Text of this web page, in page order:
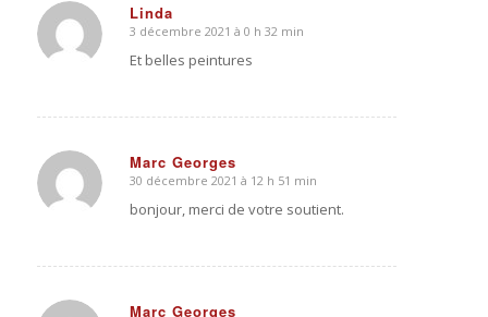
Linda
dit
:
3 décembre 2021 à 0 h 32 min
Et belles peintures
Marc Georges
dit
:
30 décembre 2021 à 12 h 51 min
bonjour, merci de votre soutient.
Marc Georges